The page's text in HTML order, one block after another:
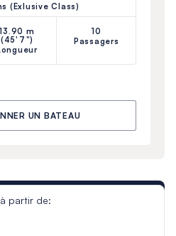
(Exlusive Class)
13.90 m
(45'7")
10
Passagers
UN BATEAU
partir de: